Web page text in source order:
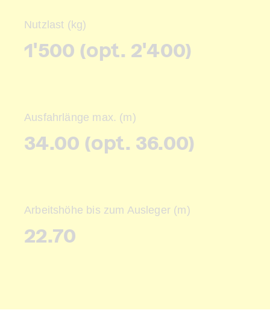
Nutzlast (kg)
1'500 (opt. 2'400)
Ausfahrlänge max. (m)
34.00 (opt. 36.00)
Arbeitshöhe bis zum Ausleger (m)
22.70